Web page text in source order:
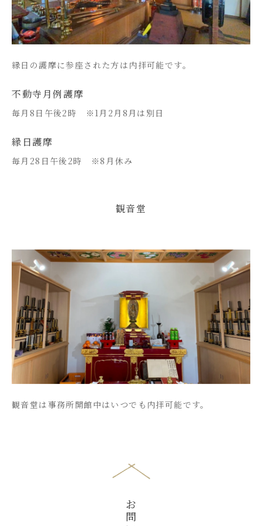
縁日の護摩に参座された方は内拝可能です。
不動寺月例護摩
毎月8日午後2時 ※1月2月8月は別日
縁日護摩
毎月28日午後2時 ※8月休み
観音堂
観音堂は事務所開館中はいつでも内拝可能です。
お
問